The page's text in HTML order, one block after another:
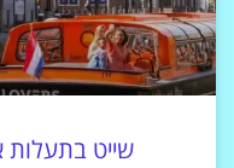
שייט